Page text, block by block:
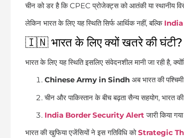
चीन को डर है कि CPEC प्रोजेक्ट्स को आतंकी या स्थानीय
लेकिन भारत के लिए यह स्थिति सिर्फ आर्थिक नहीं, बल्कि
🇮🇳 भारत के लिए क्यों खतरे की घंटी?
भारत के लिए यह स्थिति इसलिए संवेदनशील मानी जा रही है,
Chinese Army in Sindh अब भारत की
चीन और पाकिस्तान के बीच बढ़ता सैन्य सहयोग, भारत की
India Border Security Alertजारी किया
भारत की खुफिया एजेंसियों ने इस गतिविधि कोStrategic